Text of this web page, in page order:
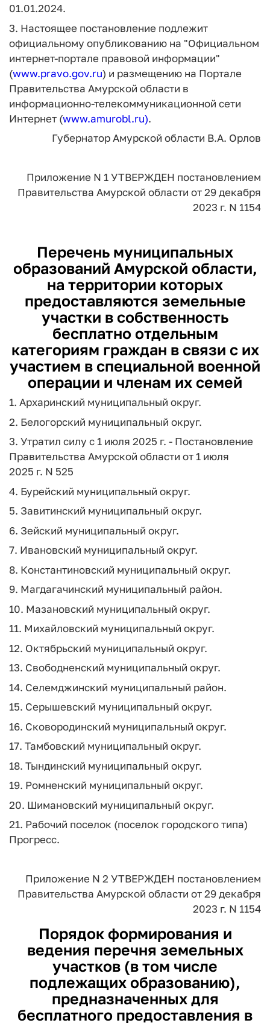
01.01.2024.
3. Настоящее постановление подлежит
официальному опубликованию на "Официальном
интернет-портале правовой информации"
(www.pravo.gov.ru) и размещению на Портале
Правительства Амурской области в
информационно-телекоммуникационной сети
Интернет (www.amurobl.ru).
Губернатор Амурской области В.А. Орлов
Приложение N 1УТВЕРЖДЕН постановлением
Правительства Амурской области от 29 декабря
2023 г. N 1154
Перечень муниципальных
образований Амурской области,
на территории которых
предоставляются земельные
участки в собственность
бесплатно отдельным
категориям граждан в связи с их
участием в специальной военной
операции и членам их семей
1. Архаринский муниципальный округ.
2. Белогорский муниципальный округ.
3. Утратил силу с 1 июля 2025 г. - Постановление
Правительства Амурской области от 1 июля
2025 г. N 525
4. Бурейский муниципальный округ.
5. Завитинский муниципальный округ.
6. Зейский муниципальный округ.
7. Ивановский муниципальный округ.
8. Константиновский муниципальный округ.
9. Магдагачинский муниципальный район.
10. Мазановский муниципальный округ.
11. Михайловский муниципальный округ.
12. Октябрьский муниципальный округ.
13. Свободненский муниципальный округ.
14. Селемджинский муниципальный район.
15. Серышевский муниципальный округ.
16. Сковородинский муниципальный округ.
17. Тамбовский муниципальный округ.
18. Тындинский муниципальный округ.
19. Ромненский муниципальный округ.
20. Шимановский муниципальный округ.
21. Рабочий поселок (поселок городского типа)
Прогресс.
Приложение N 2 УТВЕРЖДЕН постановлением
Правительства Амурской области от 29 декабря
2023 г. N 1154
Порядок формирования и
ведения перечня земельных
участков (в том числе
подлежащих образованию),
предназначенных для
бесплатного предоставления в